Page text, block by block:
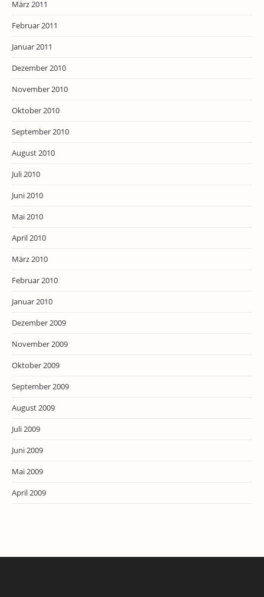
März 2011
Februar 2011
Januar 2011
Dezember 2010
November 2010
Oktober 2010
September 2010
August 2010
Juli 2010
Juni 2010
Mai 2010
April 2010
März 2010
Februar 2010
Januar 2010
Dezember 2009
November 2009
Oktober 2009
September 2009
August 2009
Juli 2009
Juni 2009
Mai 2009
April 2009